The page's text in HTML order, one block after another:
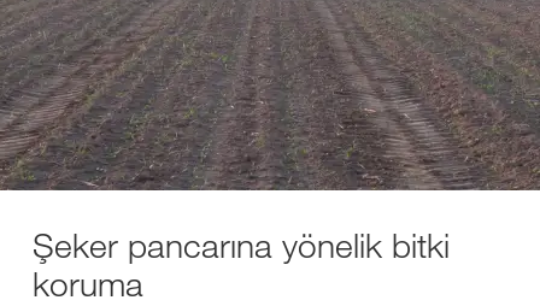
Şeker pancarına yönelik bitki
koruma